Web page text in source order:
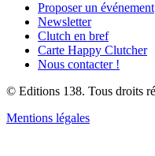
Proposer un événement
Newsletter
Clutch en bref
Carte Happy Clutcher
Nous contacter !
© Editions 138. Tous droits
Mentions légales